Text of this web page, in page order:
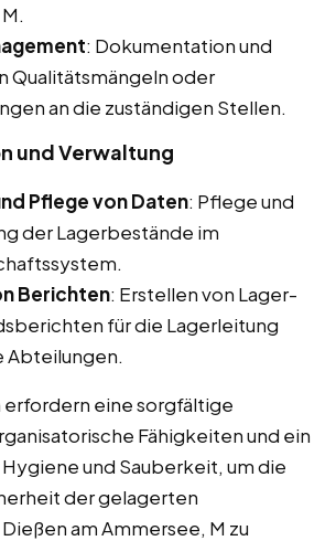
: Dokumentation und
Qualitätsmängeln oder
an die zuständigen Stellen.
und Verwaltung
Pflege von Daten: Pflege und
der Lagerbestände im
Berichten: Erstellen von Lager-
für die Lagerleitung
Abteilungen.
erfordern eine sorgfältige
Fähigkeiten und ein
und Sauberkeit, um die
der gelagerten
am Ammersee, M zu